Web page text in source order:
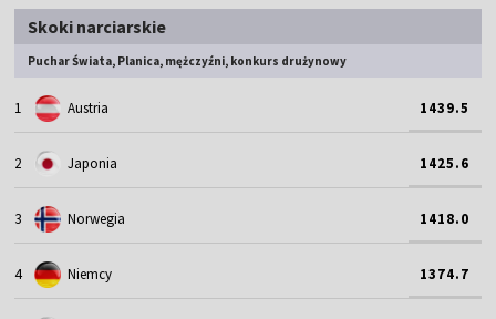
Skoki narciarskie
Puchar Świata, Planica, mężczyźni, konkurs drużynowy
1 Austria 1439.5
2 Japonia 1425.6
3 Norwegia 1418.0
4 Niemcy 1374.7